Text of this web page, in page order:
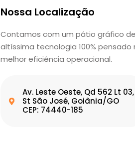
Nossa Localização
Contamos com um pátio gráfico de
altíssima tecnologia 100% pensado
melhor eficiência operacional.
Av. Leste Oeste, Qd 562 Lt 03,
St São José, Goiânia/GO
CEP: 74440-185